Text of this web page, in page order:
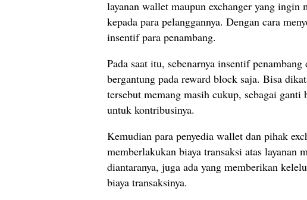
layanan wallet maupun exchanger yang ingin
kepada para pelanggannya. Dengan cara
insentif para penambang.
Pada saat itu, sebenarnya insentif
bergantung pada reward block saja. Bisa
tersebut memang masih cukup, sebagai ganti
untuk kontribusinya.
Kemudian para penyedia wallet dan pihak
memberlakukan biaya transaksi atas layanan
diantaranya, juga ada yang memberikan
biaya transaksinya.